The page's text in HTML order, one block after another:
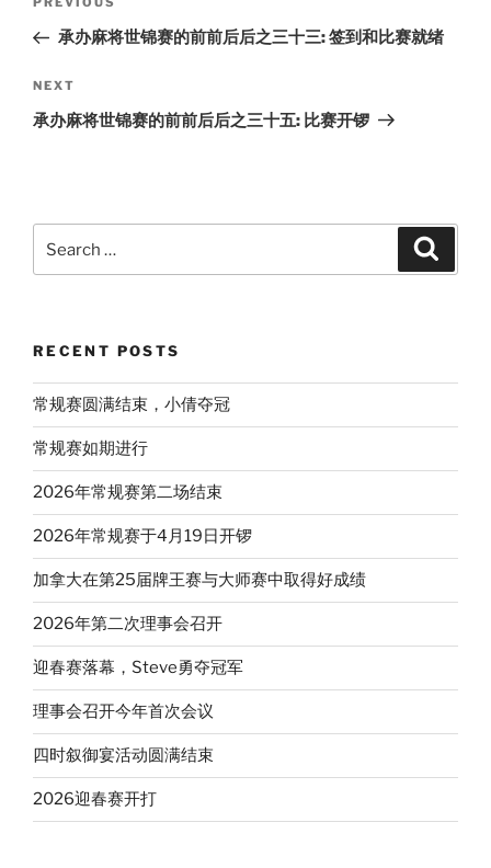
navigation
Previous
Post承办麻将世锦赛的前前后后之三十三: 签到和比赛就绪
Next
Post
NEXT
承办麻将世锦赛的前前后后之三十五: 比赛开锣
for:
RECENT POSTS
常规赛圆满结束，小倩夺冠
常规赛如期进行
2026年常规赛第二场结束
2026年常规赛于4月19日开锣
加拿大在第25届牌王赛与大师赛中取得好成绩
2026年第二次理事会召开
迎春赛落幕，Steve勇夺冠军
理事会召开今年首次会议
四时叙御宴活动圆满结束
2026迎春赛开打